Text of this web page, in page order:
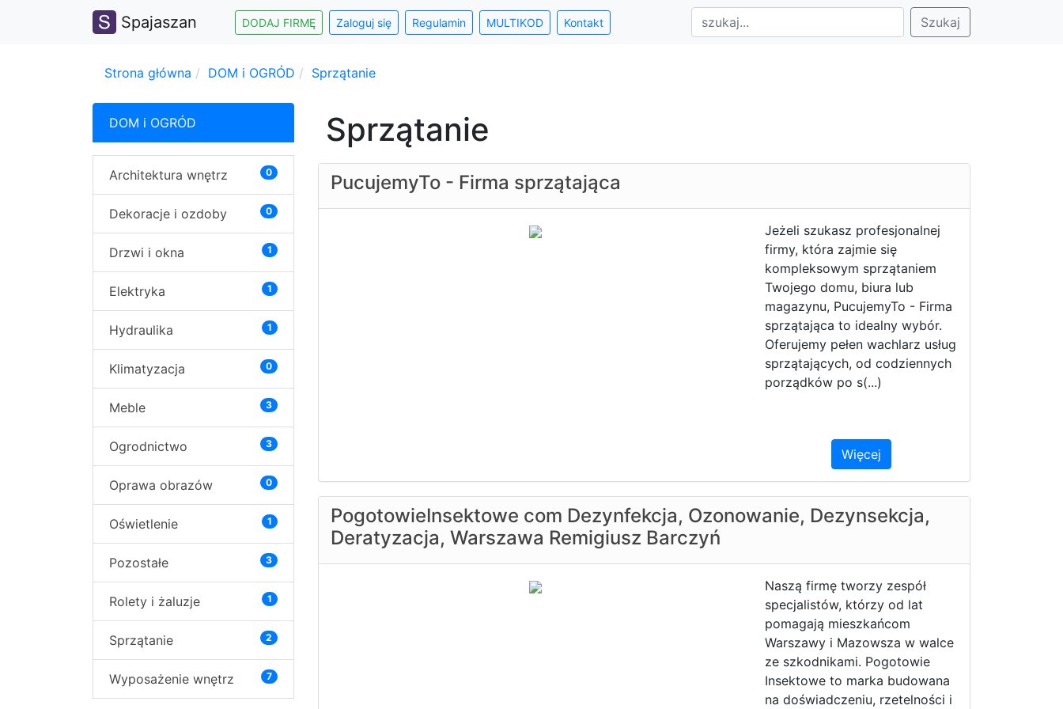
Spajaszan DODAJ FIRMĘ Zaloguj się Regulamin MULTIKOD Kontakt Szukaj
Strona główna DOM i OGRÓD Sprzątanie
DOM i OGRÓD
0
Architektura wnętrz
0
Dekoracje i ozdoby
1
Drzwi i okna
1
Elektryka
1
Hydraulika
0
Klimatyzacja
3
Meble
3
Ogrodnictwo
0
Oprawa obrazów
1
Oświetlenie
3
Pozostałe
1
Rolety i żaluzje
2
Sprzątanie
7
Wyposażenie wnętrz
Sprzątanie
PucujemyTo - Firma sprzątająca
Jeżeli szukasz profesjonalnej
firmy, która zajmie się
kompleksowym sprzątaniem
Twojego domu, biura lub
magazynu, PucujemyTo - Firma
sprzątająca to idealny wybór.
Oferujemy pełen wachlarz usług
sprzątających, od codziennych
porządków po s(...)
Więcej
PogotowieInsektowe com Dezynfekcja, Ozonowanie, Dezynsekcja,
Deratyzacja, Warszawa Remigiusz Barczyń
Naszą firmę tworzy zespół
specjalistów, którzy od lat
pomagają mieszkańcom
Warszawy i Mazowsza w walce
ze szkodnikami. Pogotowie
Insektowe to marka budowana
na doświadczeniu, rzetelności i